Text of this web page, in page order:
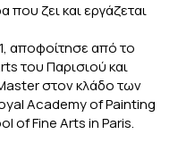
που ζει και εργάζεται
αποφοίτησε από το
του Παρισιού και
στον κλάδο των
Academy of Painting
of Fine Arts in Paris.